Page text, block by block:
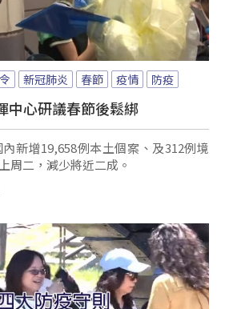
新冠肺炎 春節 疫情 防疫
中心研議春節後鬆綁
新增19,658例本土個案、及312例境
周二，減少將近二成。